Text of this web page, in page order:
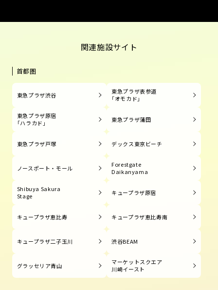
関連施設サイト
首都圏
東急プラザ渋谷
東急プラザ表参道
「オモカド」
東急プラザ原宿
「ハラカド」
東急プラザ蒲田
東急プラザ戸塚 デックス東京ビーチ
ノースポート・モール
Forestgate
Daikanyama
Shibuya Sakura
Stage
キュープラザ原宿
キュープラザ恵比寿 キュープラザ恵比寿南
キュープラザ二子玉川 渋谷BEAM
グラッセリア青山
マーケットスクエア
川崎イースト